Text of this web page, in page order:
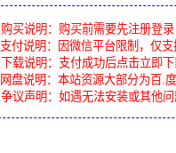
购买说明：购买前需要先注册登
支付说明：因微信平台限制，仅
下载说明：支付成功后点击立即
网盘说明：本站资源大部分为百.
争议声明：如遇无法安装或其他